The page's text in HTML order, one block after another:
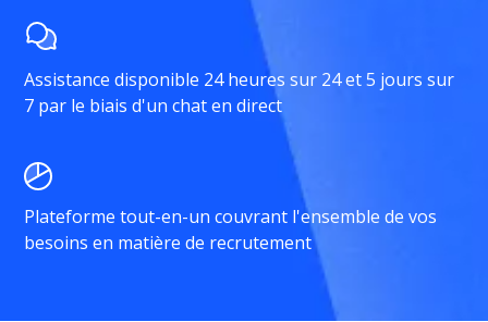
Assistance disponible 24 heures sur 24 et 5 jours sur
7 par le biais d'un chat en direct
Plateforme tout-en-un couvrant l'ensemble de vos
besoins en matière de recrutement